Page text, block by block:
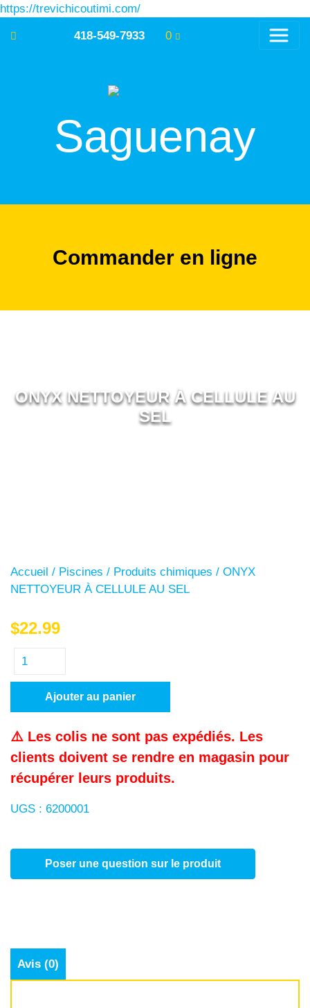
https://trevichicoutimi.com/
418-549-7933 0
Saguenay
Commander en ligne
ONYX NETTOYEUR À CELLULE AU
SEL
Accueil / Piscines / Produits chimiques / ONYX
NETTOYEUR À CELLULE AU SEL
$22.99
Ajouter au panier
⚠️ Les colis ne sont pas expédiés. Les
clients doivent se rendre en magasin pour
récupérer leurs produits.
UGS : 6200001
Poser une question sur le produit
Avis (0)